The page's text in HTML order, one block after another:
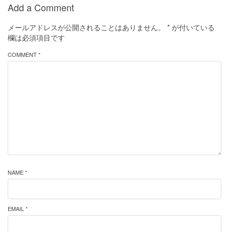
Add a Comment
メールアドレスが公開されることはありません。 * が付いている
欄は必須項目です
COMMENT *
NAME *
EMAIL *